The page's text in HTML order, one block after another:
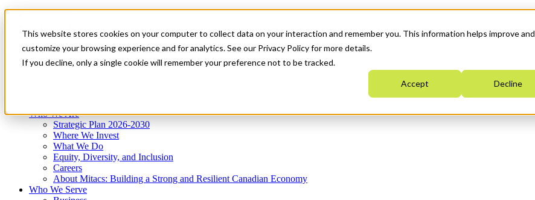
This website stores cookies on your computer to collect data on your interaction and remember you. This information helps improve and
customize your browsing experience and for analytics. See our Privacy Policy for more details.
If you decline, only a single cookie will remember your preference not to be tracked.
Accept Decline
News & Events
Get Started
Menu
Who We Are
Strategic Plan 2026-2030
Where We Invest
What We Do
Equity, Diversity, and Inclusion
Careers
About Mitacs: Building a Strong and Resilient Canadian Economy
Who We Serve